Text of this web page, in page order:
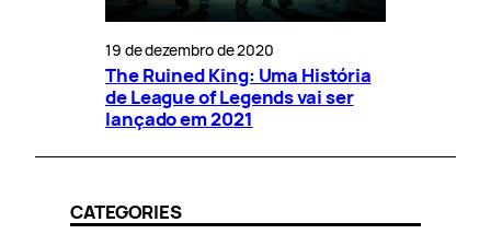
19 de dezembro de 2020
The Ruined King: Uma História
de League of Legends vai ser
lançado em 2021
CATEGORIES